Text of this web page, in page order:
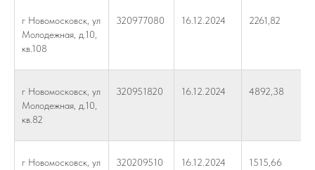
г Новомосковск, ул
Молодежная, д.10,
кв.108
320977080 16.12.2024 2261,82
г Новомосковск, ул
Молодежная, д.10,
кв.82
320951820 16.12.2024 4892,38
г Новомосковск, ул
320209510 16.12.2024 1515,66